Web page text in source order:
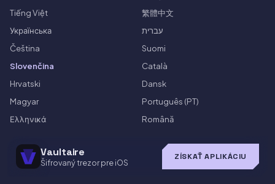
Vaultaire
Šifrovaný trezor pre iOS
ZÍSKAŤ APLIKÁCIU
Tiếng Việt
繁體中文
Українська
עברית
Čeština
Suomi
Slovenčina
Català
Hrvatski
Dansk
Magyar
Português (PT)
Ελληνικά
Română